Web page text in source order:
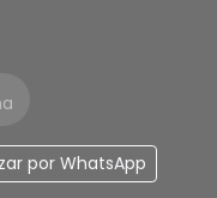
por WhatsApp